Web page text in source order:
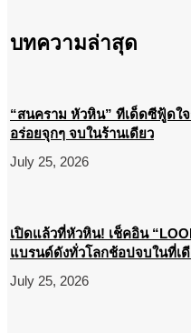
บทความล่าสุด
“สนคราม หัวหิน” ทีเด็ดซีฟู้ดใ
อร่อยจุกๆ จบในร้านเดียว
July 25, 2026
เปิดแล้วที่หัวหิน! เช็คอิน
แบรนด์ดังทั่วโลกช้อปจบในที่เ
July 25, 2026